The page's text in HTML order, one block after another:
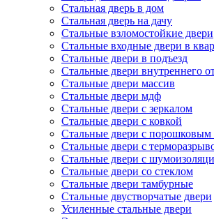
Стальная дверь в дом
Стальная дверь на дачу
Стальные взломостойкие двери
Стальные входные двери в
Стальные двери в подъезд
Стальные двери внутреннего
Стальные двери массив
Стальные двери мдф
Стальные двери с зеркалом
Стальные двери с ковкой
Стальные двери с
Стальные двери с
Стальные двери с
Стальные двери со стеклом
Стальные двери тамбурные
Стальные двустворчатые двери
Усиленные стальные двери